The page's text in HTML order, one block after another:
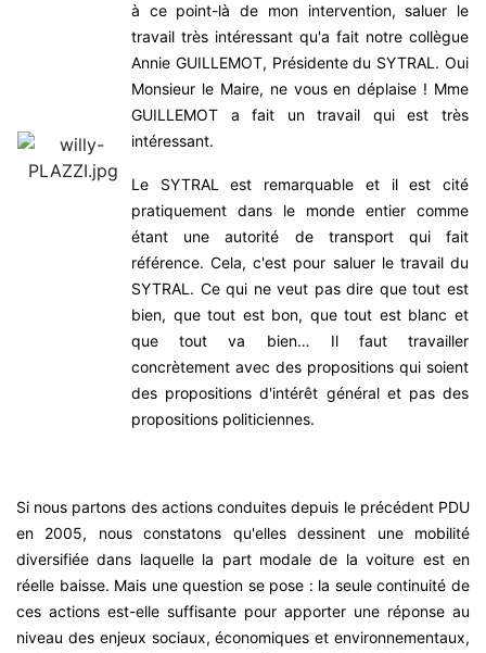
à ce point-là de mon intervention, saluer le
travail très intéressant qu'a fait notre collègue
Annie GUILLEMOT, Présidente du SYTRAL. Oui
Monsieur le Maire, ne vous en déplaise ! Mme
GUILLEMOT a fait un travail qui est très
intéressant.
Le SYTRAL est remarquable et il est cité
pratiquement dans le monde entier comme
étant une autorité de transport qui fait
référence. Cela, c'est pour saluer le travail du
SYTRAL. Ce qui ne veut pas dire que tout est
bien, que tout est bon, que tout est blanc et
que tout va bien… Il faut travailler
concrètement avec des propositions qui soient
des propositions d'intérêt général et pas des
propositions politiciennes.
Si nous partons des actions conduites depuis le précédent PDU
en 2005, nous constatons qu'elles dessinent une mobilité
diversifiée dans laquelle la part modale de la voiture est en
réelle baisse. Mais une question se pose : la seule continuité de
ces actions est-elle suffisante pour apporter une réponse au
niveau des enjeux sociaux, économiques et environnementaux,